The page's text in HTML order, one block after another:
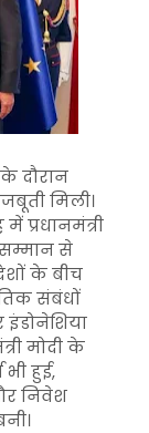
के दौरान
मिली।
प्रधानमंत्री
सम्मान से
के बीच
संबंधों
इंडोनेशिया
मोदी के
भी हुई,
निवेश